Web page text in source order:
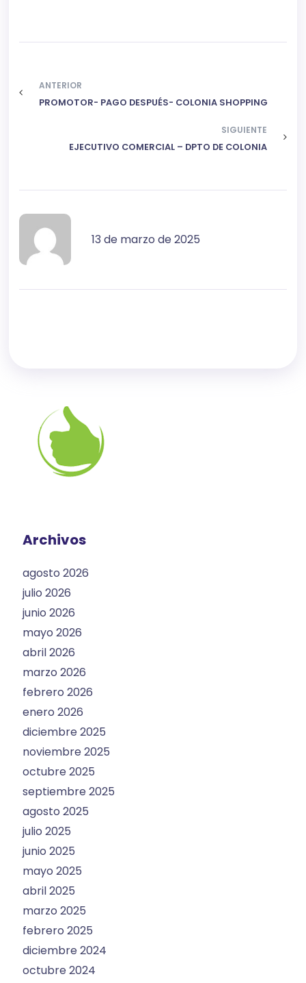
ANTERIOR
PROMOTOR- PAGO DESPUÉS- COLONIA SHOPPING
SIGUIENTE
EJECUTIVO COMERCIAL – DPTO DE COLONIA
13 de marzo de 2025
Archivos
agosto 2026
julio 2026
junio 2026
mayo 2026
abril 2026
marzo 2026
febrero 2026
enero 2026
diciembre 2025
noviembre 2025
octubre 2025
septiembre 2025
agosto 2025
julio 2025
junio 2025
mayo 2025
abril 2025
marzo 2025
febrero 2025
diciembre 2024
octubre 2024